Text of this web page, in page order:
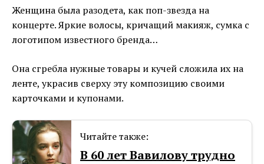
Женщина была разодета, как поп-звезда на
концерте. Яркие волосы, кричащий макияж, сумка с
логотипом известного бренда…
Она сгребла нужные товары и кучей сложила их на
ленте, украсив сверху эту композицию своими
карточками и купонами.
Читайте также:
В 60 лет Вавилову трудно